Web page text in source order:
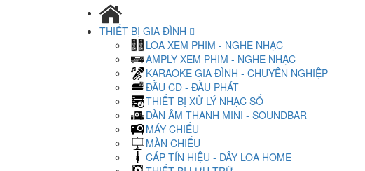
THIẾT BỊ GIA ĐÌNH
LOA XEM PHIM - NGHE NHẠC
AMPLY XEM PHIM - NGHE NHẠC
KARAOKE GIA ĐÌNH - CHUYÊN NGHIỆP
ĐẦU CD - ĐẦU PHÁT
THIẾT BỊ XỬ LÝ NHẠC SỐ
DÀN ÂM THANH MINI - SOUNDBAR
MÁY CHIẾU
MÀN CHIẾU
CÁP TÍN HIỆU - DÂY LOA HOME